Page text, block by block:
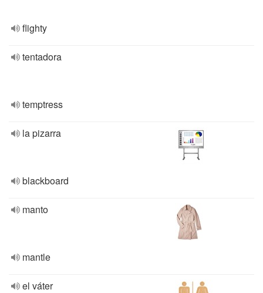
flighty
tentadora
temptress
la pizarra
blackboard
manto
mantle
el váter